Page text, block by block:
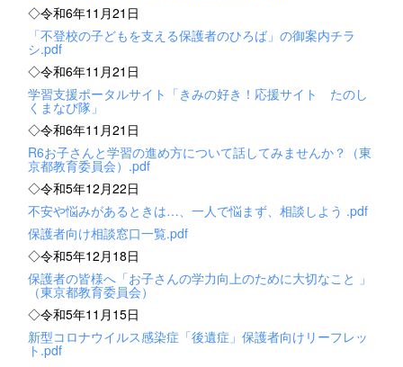
◇令和6年11月21日
「不登校の子どもを支える保護者のひろば」の御案内チラ
シ.pdf
◇令和6年11月21日
学習支援ポータルサイト「きみの好き！応援サイト たのし
くまなび隊」
◇令和6年11月21日
R6お子さんと学習の進め方について話してみませんか？（東
京都教育委員会）.pdf
◇令和5年12月22日
不安や悩みがあるときは…、一人で悩まず、相談しよう .pdf
保護者向け相談窓口一覧.pdf
◇令和5年12月18日
保護者の皆様へ「お子さんの学力向上のために大切なこと 」
（東京都教育委員会）
◇令和5年11月15日
新型コロナウイルス感染症「後遺症」保護者向けリーフレッ
ト.pdf